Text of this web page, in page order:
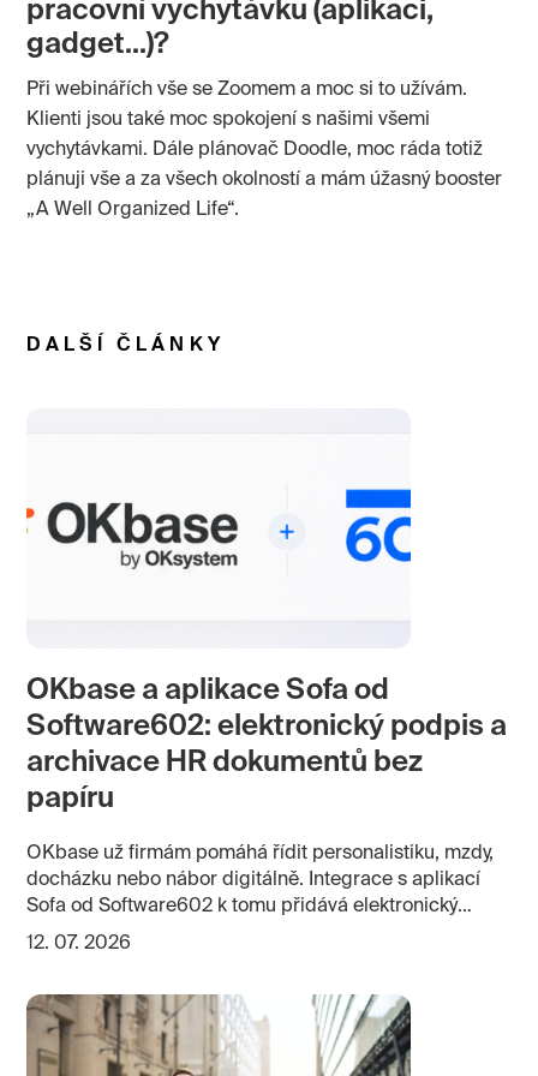
pracovní vychytávku (aplikaci,
gadget…)?
Při webinářích vše se Zoomem a moc si to užívám.
Klienti jsou také moc spokojení s našimi všemi
vychytávkami. Dále plánovač Doodle, moc ráda totiž
plánuji vše a za všech okolností a mám úžasný booster
„A Well Organized Life“.
DALŠÍ ČLÁNKY
OKbase a aplikace Sofa od
Software602: elektronický podpis a
archivace HR dokumentů bez
papíru
OKbase už firmám pomáhá řídit personalistiku, mzdy,
docházku nebo nábor digitálně. Integrace s aplikací
Sofa od Software602 k tomu přidává elektronický
podpis, schvalování a dlouhodobou archivaci HR
ručního předávání a fyzické archivace.
12. 07. 2026